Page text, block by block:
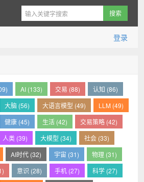
登录
AI (133) 交易 (88)
认知 (86)
大脑 (56) 大语言模型 (49)
LLM (49)
健康 (45) 生活 (42)
交易策略 (42)
人类 (39) 大模型 (34)
社会 (33)
AI时代 (32) 宇宙 (31)
物理 (31)
意识 (28) 手机 (27)
科学 (27)